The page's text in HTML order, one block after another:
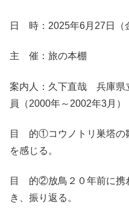
日 時：2025年6月27日（
主 催：旅の本棚
案内人：久下直哉 兵庫
員（2000年～2002年3月）
目 的①コウノトリ巣塔の
を感じる。
目 的②放鳥２０年前に携
き、振り返る。